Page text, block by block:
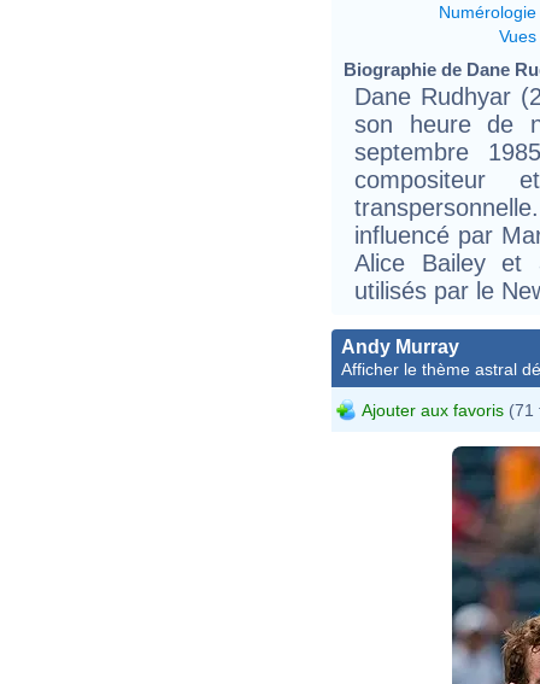
Numérologie
Vues
Biographie de Dane
Dane Rudhyar
son heure de
septembre
compositeur
influencé par
Alice Bailey et
utilisés par le
Andy Murray
Afficher le thème astral
Ajouter aux favoris (71